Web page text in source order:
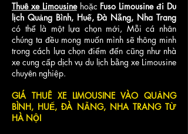
Thuê xe Limousinehoặc Fuso Limousine đi Du
lịch Quảng Bình, Huế, Đà Nẵng, Nha Trang
có thể là một lựa chọn mới, Mỗi cá nhân
chúng ta đều mong muốn mình sẽ thông minh
trong cách lựa chọn điểm đến cũng như nhà
xe cung cấp dịch vụ du lịch bằng xe Limousine
chuyên nghiệp.
GIÁ THUÊ XE LIMOUSINE VÀO QUẢNG
BÌNH, HUẾ, ĐÀ NẴNG, NHA TRANG TỪ
HÀ NỘI